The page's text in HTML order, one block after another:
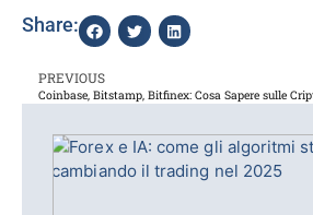
Share:
PREVIOUS
Coinbase, Bitstamp, Bitfinex: Cosa Sapere sulle